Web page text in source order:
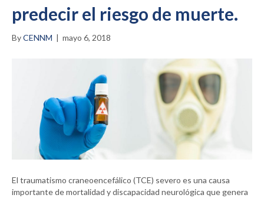
predecir el riesgo de muerte.
ByCENNM | mayo 6, 2018
El traumatismo craneoencefálico (TCE) severo es una causa
importante de mortalidad y discapacidad neurológica que genera